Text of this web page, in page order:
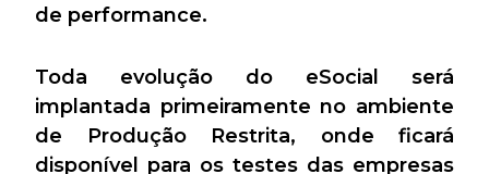
de performance.
Toda evolução do eSocial será
implantada primeiramente no ambiente
de Produção Restrita, onde ficará
disponível para os testes das empresas